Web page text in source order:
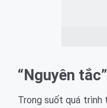
“Nguyên
Trong suốt quá trình